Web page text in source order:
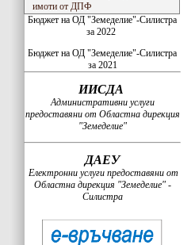
имоти от ДПФ
Бюджет на ОД "Земеделие"-Силистра
за 2022
Бюджет на ОД "Земеделие"-Силистра
за 2021
ИИСДА
Административни услуги
предоставяни от Областна дирекция
"Земеделие"
ДАЕУ
Електронни услуги предоставяни от
Областна дирекция "Земеделие" -
Силистра